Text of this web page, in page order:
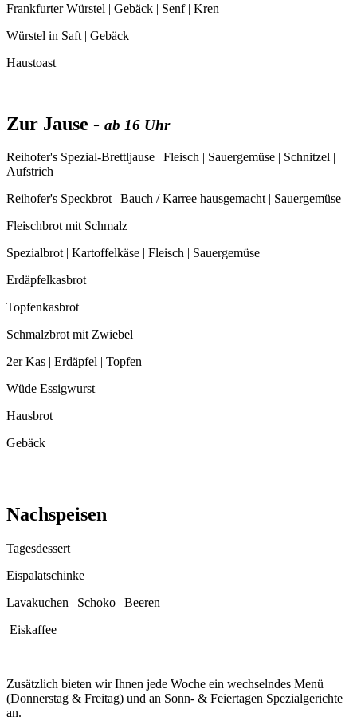
Frankfurter Würstel | Gebäck | Senf | Kren
Würstel in Saft | Gebäck
Haustoast
Zur Jause - ab 16 Uhr
Reihofer's Spezial-Brettljause | Fleisch | Sauergemüse | Schnitzel |
Aufstrich
Reihofer's Speckbrot | Bauch / Karree hausgemacht | Sauergemüse
Fleischbrot mit Schmalz
Spezialbrot | Kartoffelkäse | Fleisch | Sauergemüse
Erdäpfelkasbrot
Topfenkasbrot
Schmalzbrot mit Zwiebel
2er Kas | Erdäpfel | Topfen
Wüde Essigwurst
Hausbrot
Gebäck
Nachspeisen
Tagesdessert
Eispalatschinke
Lavakuchen | Schoko | Beeren
Eiskaffee
Zusätzlich bieten wir Ihnen jede Woche ein wechselndes Menü
(Donnerstag & Freitag) und an Sonn- & Feiertagen Spezialgerichte
an.